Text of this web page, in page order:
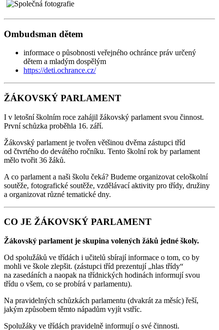
Ombudsman dětem
informace o působnosti veřejného ochránce práv určený
dětem a mladým dospělým
https://deti.ochrance.cz/
ŽÁKOVSKÝ PARLAMENT
I v letošní školním roce zahájil žákovský parlament svou činnost.
První schůzka proběhla 16. září.
Žákovský parlament je tvořen většinou dvěma zástupci tříd
od čtvrtého do devátého ročníku. Tento školní rok by parlament
mělo tvořit 36 žáků.
A co parlament a naši školu čeká? Budeme organizovat celoškolní
soutěže, fotografické soutěže, vzdělávací aktivity pro třídy, družiny
a organizovat různé tematické dny.
CO JE ŽÁKOVSKÝ PARLAMENT
Žákovský parlament je skupina volených žáků jedné školy.
Od spolužáků ve třídách i učitelů sbírají informace o tom, co by
mohli ve škole zlepšit. (zástupci tříd prezentují „hlas třídy“
na zasedáních a naopak na třídnických hodinách informují svou
třídu o všem, co se probírá v parlamentu).
Na pravidelných schůzkách parlamentu (dvakrát za měsíc) řeší,
jakým způsobem těmto nápadům vyjít vstříc.
Spolužáky ve třídách pravidelně informují o své činnosti.